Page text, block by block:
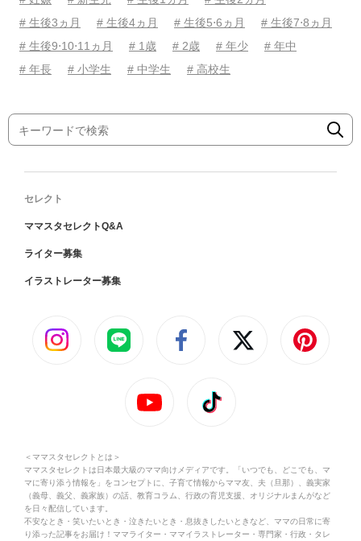
# 生後3ヵ月
# 生後4ヵ月 # 生後5⋅6ヵ月
# 生後7⋅8ヵ月
# 生後9⋅10⋅11ヵ月
# 1歳 # 2歳 # 年少
# 年中
# 年長
# 小学生 # 中学生 # 高校生
セレクト
ママスタセレクトQ&A
ライター募集
イラストレーター募集
＜ママスタセレクトとは＞
ママスタセレクトは日本最大級のママ向けメディアです。「いつでも、どこでも、マ
マに寄り添う情報を」をコンセプトに、子育て情報からママ友、夫（旦那）、義実家
（義母、義父、義家族）の話、教育コラム、行政の育児支援、オリジナルまんがなど
を日々配信しています。
不安なとき・笑いたいとき・泣きたいとき・息抜きしたいときなど、ママの日常に寄
り添った記事をお届け！ママライター・ママイラストレーター・専門家・行政・タレ